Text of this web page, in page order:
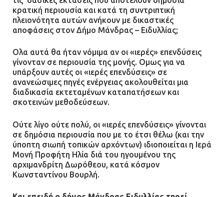
κρατική περιουσία και κατά τη συντριπτική
πλειονότητα αυτών ανήκουν με δικαστικές
αποφάσεις στον Δήμο Μάνδρας – Ειδυλλίας;
Ολα αυτά θα ήταν νόμιμα αν οι «ιερές» επενδύσεις
γίνονταν σε περιουσία της μονής. Ομως για να
υπάρξουν αυτές οι «ιερές επενδύσεις» σε
ανανεώσιμες πηγές ενέργειας ακολουθείται μια
διαδικασία εκτεταμένων καταπατήσεων και
σκοτεινών μεθοδεύσεων.
Ούτε λίγο ούτε πολύ, οι «ιερές επενδύσεις» γίνονται
σε δημόσια περιουσία που με το έτσι θέλω (και την
ύποπτη σιωπή τοπικών αρχόντων) ιδιοποιείται η Ιερά
Μονή Προφήτη Ηλία διά του ηγουμένου της
αρχιμανδρίτη Δωρόθεου, κατά κόσμον
Κωνσταντίνου Βουρλή.